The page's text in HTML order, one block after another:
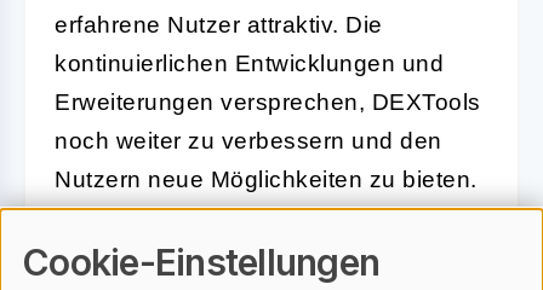
erfahrene Nutzer attraktiv. Die
kontinuierlichen Entwicklungen und
Erweiterungen versprechen, DEXTools
noch weiter zu verbessern und den
Nutzern neue Möglichkeiten zu bieten.
unverzichtbares Werkzeug für alle, die
Cookie-Einstellungen